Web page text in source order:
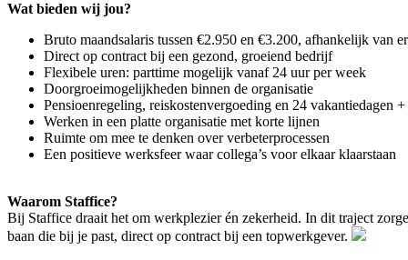
Wat bieden wij jou?
Bruto maandsalaris tussen €2.950 en €3.200, afhankelijk van
Direct op contract bij een gezond, groeiend bedrijf
Flexibele uren: parttime mogelijk vanaf 24 uur per week
Doorgroeimogelijkheden binnen de organisatie
Pensioenregeling, reiskostenvergoeding en 24 vakantiedagen
Werken in een platte organisatie met korte lijnen
Ruimte om mee te denken over verbeterprocessen
Een positieve werksfeer waar collega’s voor elkaar klaarstaan
Waarom Staffice?
Bij Staffice draait het om werkplezier én zekerheid. In dit traject
baan die bij je past, direct op contract bij een topwerkgever.